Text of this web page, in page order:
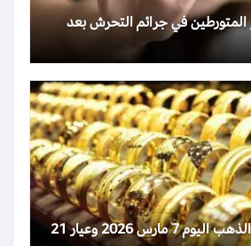
المتورطين في جرائم التحرش بعد
تحديث فوري لسعر الذهب اليوم 7 مارس 2026 وعيار 21